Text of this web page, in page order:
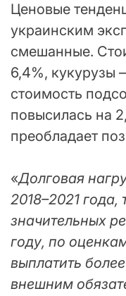
Ценовые
украинским
смешанные.
6,4%, кукурузы
стоимость
повысилась на
преобладает
«Долговая
2018–2021 года,
значительных
году, по
выплатить
внешним